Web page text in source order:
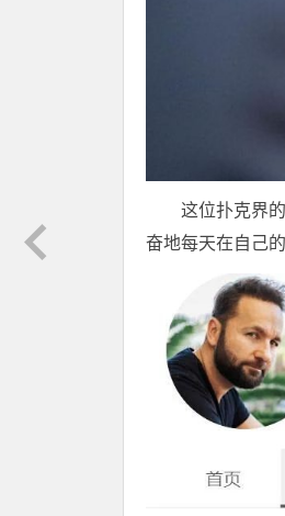
这位扑克界
奋地每天在自己